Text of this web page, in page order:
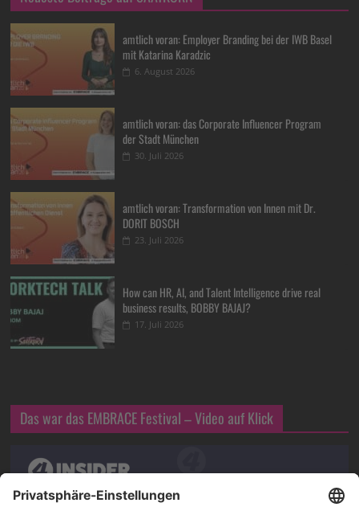
amtlich voran: Employer Branding bei der IWB Basel
mit Katarina Karadzic
6. August 2026
amtlich voran: das Corporate Influencer Program
der Stadt München
30. Juli 2026
amtlich voran: Transformation von Innen mit Dr.
DORIT BOSCH
23. Juli 2026
How can HR, AI, and Talent Intelligence drive real
business results, BOBBY BAJAJ?
17. Juli 2026
Das war das EMBRACE Festival – Video auf Klick